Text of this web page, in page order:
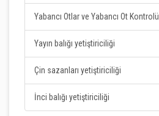
Yabancı Otlar ve Yabancı Ot Kontrolü
Yayın balığı yetiştiriciliği
Çin sazanları yetiştiriciliği
İnci balığı yetiştiriciliği